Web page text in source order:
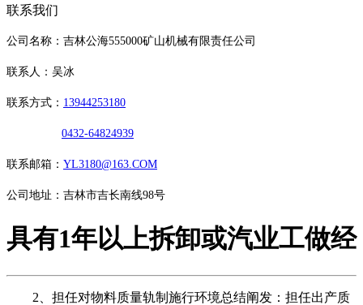
联系我们
公司名称：吉林公海555000矿山机械有限责任公司
联系人：吴冰
联系方式： 13944253180
0432-64824939
联系邮箱： YL3180@163.COM
公司地址：吉林市吉长南线98号
具有1年以上拆卸或汽业工做经
2、担任对物料质量轨制施行环境总结阐发：担任出产质